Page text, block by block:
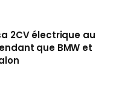
2CV électrique au
que BMW et